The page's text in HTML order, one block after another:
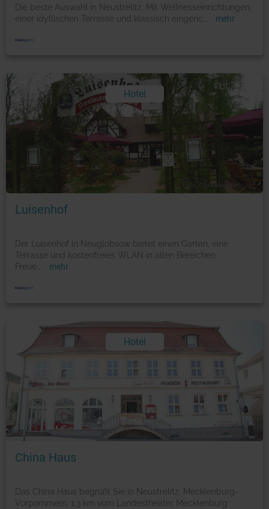
Die beste Auswahl in Neustrelitz. Mit Wellnesseinrichtungen,
einer idyllischen Terrasse und klassisch eingeric
mehr
Hotel
Foto: © booking.com
Luisenhof
Der Luisenhof in Neuglobsow bietet einen Garten, eine
Terrasse und kostenfreies WLAN in allen Bereichen.
Freue
mehr
Hotel
Foto: © booking.com
China Haus
Das China Haus begrüßt Sie in Neustrelitz, Mecklenburg-
Vorpommern, 1,3 km vom Landestheater Mecklenburg